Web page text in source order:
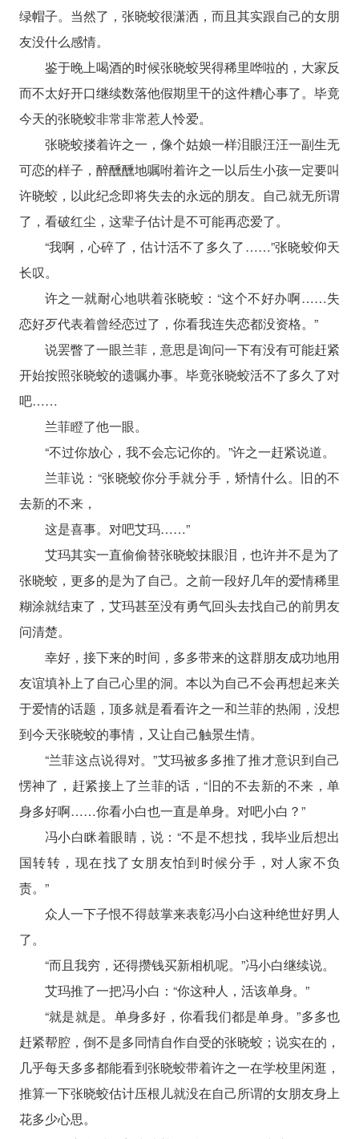
绿帽子。当然了，张晓蛟很潇洒，而且其实跟自己的女朋
友没什么感情。
鉴于晚上喝酒的时候张晓蛟哭得稀里哗啦的，大家反
而不太好开口继续数落他假期里干的这件糟心事了。毕竟
今天的张晓蛟非常非常惹人怜爱。
张晓蛟搂着许之一，像个姑娘一样泪眼汪汪一副生无
可恋的样子，醉醺醺地嘱咐着许之一以后生小孩一定要叫
许晓蛟，以此纪念即将失去的永远的朋友。自己就无所谓
了，看破红尘，这辈子估计是不可能再恋爱了。
“我啊，心碎了，估计活不了多久了……”张晓蛟仰天
长叹。
许之一就耐心地哄着张晓蛟：“这个不好办啊……失
恋好歹代表着曾经恋过了，你看我连失恋都没资格。”
说罢瞥了一眼兰菲，意思是询问一下有没有可能赶紧
开始按照张晓蛟的遗嘱办事。毕竟张晓蛟活不了多久了对
吧……
兰菲瞪了他一眼。
“不过你放心，我不会忘记你的。”许之一赶紧说道。
兰菲说：“张晓蛟你分手就分手，矫情什么。旧的不
去新的不来，
这是喜事。对吧艾玛……”
艾玛其实一直偷偷替张晓蛟抹眼泪，也许并不是为了
张晓蛟，更多的是为了自己。之前一段好几年的爱情稀里
糊涂就结束了，艾玛甚至没有勇气回头去找自己的前男友
问清楚。
幸好，接下来的时间，多多带来的这群朋友成功地用
友谊填补上了自己心里的洞。本以为自己不会再想起来关
于爱情的话题，顶多就是看看许之一和兰菲的热闹，没想
到今天张晓蛟的事情，又让自己触景生情。
“兰菲这点说得对。”艾玛被多多推了推才意识到自己
愣神了，赶紧接上了兰菲的话，“旧的不去新的不来，单
身多好啊……你看小白也一直是单身。对吧小白？”
冯小白眯着眼睛，说：“不是不想找，我毕业后想出
国转转，现在找了女朋友怕到时候分手，对人家不负
责。”
众人一下子恨不得鼓掌来表彰冯小白这种绝世好男人
了。
“而且我穷，还得攒钱买新相机呢。”冯小白继续说。
艾玛推了一把冯小白：“你这种人，活该单身。”
“就是就是。单身多好，你看我们都是单身。”多多也
赶紧帮腔，倒不是多同情自作自受的张晓蛟；说实在的，
几乎每天多多都能看到张晓蛟带着许之一在学校里闲逛，
推算一下张晓蛟估计压根儿就没在自己所谓的女朋友身上
花多少心思。